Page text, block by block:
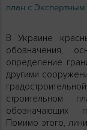
план с
В Украине
обозначения,
определение
другими
строительном
обозначающих
Помимо этого,